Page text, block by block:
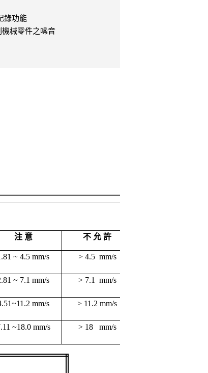
錄功能
械零件之噪音
注 意 不 允 許
~ 4.5 mm/s > 4.5  mm/s
~ 7.1 mm/s > 7.1  mm/s
mm/s > 11.2 mm/s
~18.0 mm/s > 18   mm/s